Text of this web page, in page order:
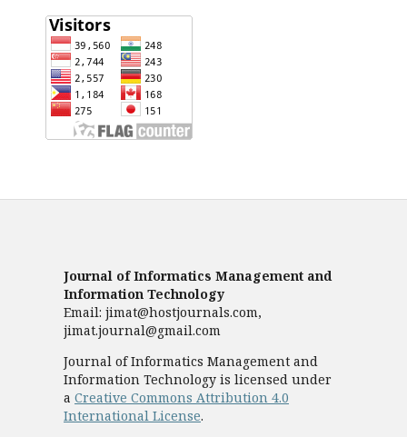
Journal of Informatics Management and
Information Technology
Email: jimat@hostjournals.com,
jimat.journal@gmail.com
Journal of Informatics Management and
Information Technology is licensed under
a Creative Commons Attribution 4.0
International License.